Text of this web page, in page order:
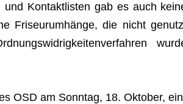
Kon­takt­lis­ten gab es auch
Fri­seur­um­hänge, die nicht
OSD am Sonn­tag, 18. Okto­ber,